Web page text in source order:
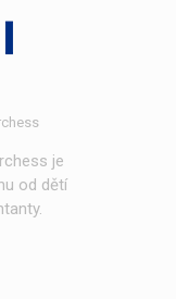
je
od dětí